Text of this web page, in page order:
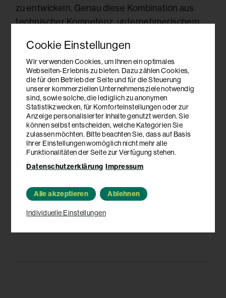
zu entwickeln. Genau diese Kombination aus
technischer Kompetenz, unternehmerischem
für viele unserer Auftraggeber den
entscheidenden Unterschied.
Die Auszeichnung sehen wir als Anerkennung
unseres bisherigen Weges und zugleich als
Motivation, unsere Kunden weiterhin mit
Kompetenz, Weitblick und praxisnahen
Lösungen zu begleiten.
IMWF Austria – Top Berater 2026
Cookie Einstellungen
Wir verwenden Cookies, um Ihnen ein optimales
Webseiten-Erlebnis zu bieten. Dazu zählen Cookies,
die für den Betrieb der Seite und für die Steuerung
unserer kommerziellen Unternehmensziele notwendig
sind, sowie solche, die lediglich zu anonymen
Statistikzwecken, für Komforteinstellungen oder zur
Anzeige personalisierter Inhalte genutzt werden. Sie
können selbst entscheiden, welche Kategorien Sie
zulassen möchten. Bitte beachten Sie, dass auf Basis
Ihrer Einstellungen womöglich nicht mehr alle
Funktionalitäten der Seite zur Verfügung stehen.
Datenschutzerklärung Impressum
Alle akzeptieren Ablehnen
Individuelle Einstellungen